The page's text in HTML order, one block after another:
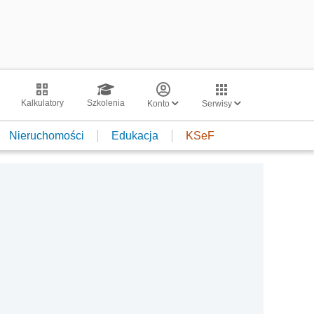
Kalkulatory Szkolenia Konto Serwisy
Nieruchomości Edukacja KSeF